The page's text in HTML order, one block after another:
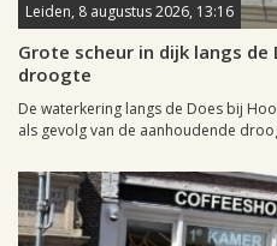
Leiden, 8 augustus 2026, 13:16
Grote scheur in dijk langs
droogte
De waterkering langs de Does bij
als gevolg van de aanhoudende